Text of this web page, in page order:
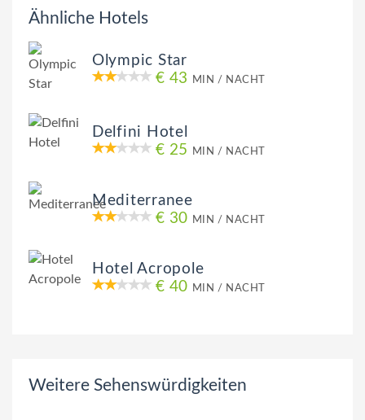
Ähnliche Hotels
Olympic Star
€ 43
MIN / NACHT
Delfini Hotel
€ 25
MIN / NACHT
Mediterranee
€ 30 MIN / NACHT
Hotel Acropole
€ 40 MIN / NACHT
Weitere Sehenswürdigkeiten